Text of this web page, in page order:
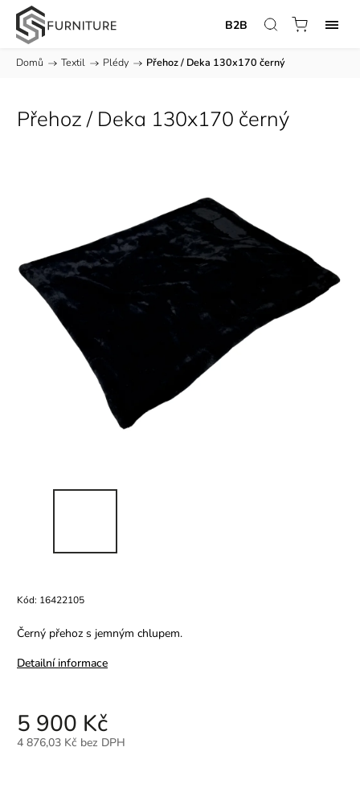
B2B
Domů / Textil / Plédy / Přehoz / Deka 130x170 černý
Přehoz / Deka 130x170 černý
Kód: 16422105
Černý přehoz s jemným chlupem.
Detailní informace
5 900 Kč
4 876,03 Kč bez DPH